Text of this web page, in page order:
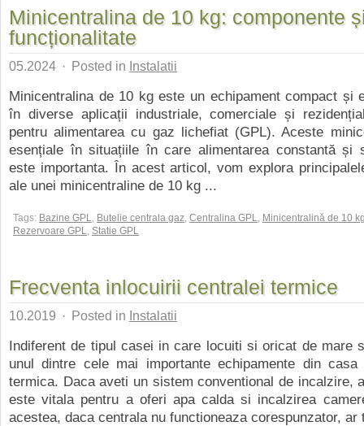
Minicentralina de 10 kg: componente
funcționalitate
05.2024 · Posted in Instalatii
Minicentralina de 10 kg este un echipament compact și
în diverse aplicații industriale, comerciale și
pentru alimentarea cu gaz lichefiat (GPL). Aceste
esențiale în situațiile în care alimentarea constantă și
este importanta. În acest articol, vom explora
ale unei minicentraline de 10 kg ...
Tags: Bazine GPL, Butelie centrala gaz, Centralina GPL, Minicentralină de 10
Rezervoare GPL, Statie GPL
Frecventa inlocuirii centralei termice
10.2019 · Posted in Instalatii
Indiferent de tipul casei in care locuiti si oricat de mare
unul dintre cele mai importante echipamente din casa
termica. Daca aveti un sistem conventional de incalzire,
este vitala pentru a oferi apa calda si incalzirea
acestea, daca centrala nu functioneaza corespunzator, ar